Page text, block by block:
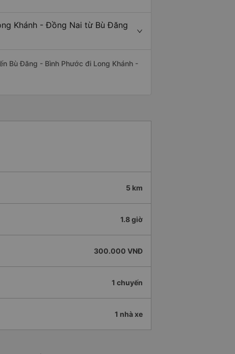
Khánh - Đồng Nai từ Bù Đăng
Bù Đăng - Bình Phước đi Long Khánh -
5 km
1.8 giờ
300.000 VNĐ
1 chuyến
1 nhà xe